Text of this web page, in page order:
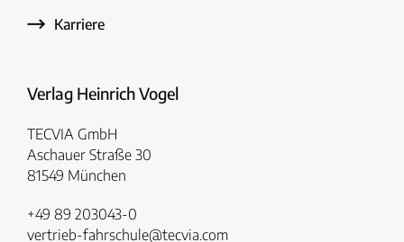
Karriere
Verlag Heinrich Vogel
TECVIA GmbH
Aschauer Straße 30
81549 München
+49 89 203043-0
vertrieb-fahrschule@tecvia.com